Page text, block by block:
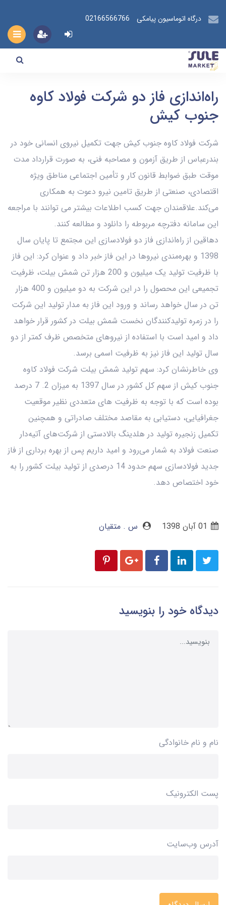
درگاه اتوماسیون پیامکی 02166566766
راه‌اندازی فاز دو شرکت فولاد کاوه
جنوب کیش
شرکت فولاد کاوه جنوب کیش جهت تکمیل نیروی انسانی خود در
بندرعباس از طریق آزمون و مصاحبه فنی، به صورت قرارداد مدت
موقت طبق ضوابط قانون کار و تأمین اجتماعی مناطق ویژه
اقتصادی، صنعتی از طریق تامین نیرو دعوت به همکاری
می‌کند.علاقمندان جهت کسب اطلاعات بیشتر می توانند با مراجعه
این سامانه دفترچه مربوطه را دانلود و مطالعه کنند.
دهاقین از راه‌اندازی فاز دو فولادسازی این مجتمع تا پایان سال
1398 و بهره‌مندی نیروها در این فاز خبر داد و عنوان کرد: این فاز
با ظرفیت تولید یک میلیون و 200 هزار تن شمش بیلت، ظرفیت
تجمیعی این محصول را در این شرکت به دو میلیون و 400 هزار
تن در سال خواهد رساند و ورود این فاز به مدار تولید این شرکت
را در زمره تولیدکنندگان نخست شمش بیلت در کشور قرار خواهد
داد و امید است با استفاده از نیروهای متخصص ظرف کمتر از دو
سال تولید این فاز نیز به ظرفیت اسمی برسد.
وی خاطرنشان کرد: سهم تولید شمش بیلت شرکت فولاد کاوه
جنوب کیش از سهم کل کشور در سال 1397 به میزان 2. 7 درصد
بوده است که با توجه به ظرفیت های متعددی نظیر موقعیت
جغرافیایی، دستیابی به مقاصد مختلف صادراتی و همچنین
تکمیل زنجیره تولید در هلدینگ بالادستی از شرکت‌های آتیه‌دار
صنعت فولاد به شمار می‌رود و امید داریم پس از بهره برداری از فاز
جدید فولادسازی سهم حدود 14 درصدی از تولید بیلت کشور را به
خود اختصاص دهد.
س . متقیان
دیدگاه خود را بنویسید
نام و نام خانوادگی
پست الکترونیک
آدرس وب‌سایت